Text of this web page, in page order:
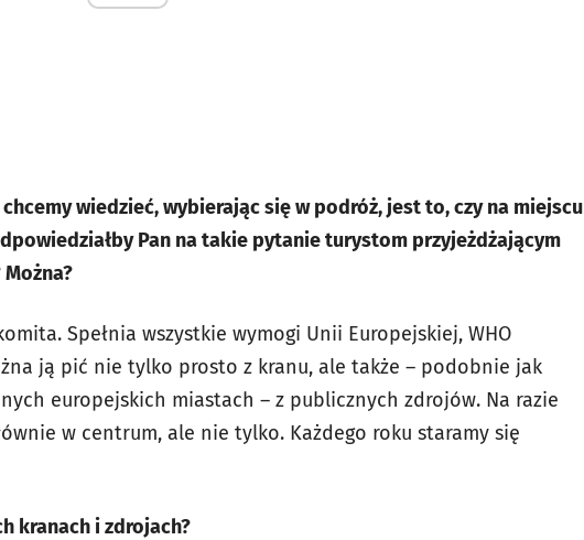
wiedzieć, wybierając się w podróż, jest to, czy na miejscu
Pan na takie pytanie turystom przyjeżdżającym
Spełnia wszystkie wymogi Unii Europejskiej, WHO
ją pić nie tylko prosto z kranu, ale także – podobnie jak
europejskich miastach – z publicznych zdrojów. Na razie
w centrum, ale nie tylko. Każdego roku staramy się
kranach i zdrojach?